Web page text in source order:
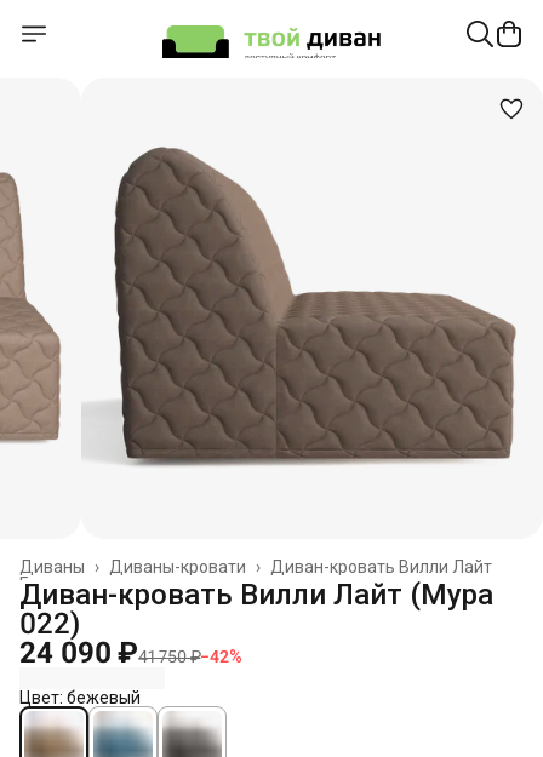
Диван-кровать Вилли Лайт
Диваны-кровати ›
Диваны
›
Главная
Диван-кровать Вилли Лайт (Мура
022)
24 090 ₽41 750 ₽−42%
Цвет: бежевый